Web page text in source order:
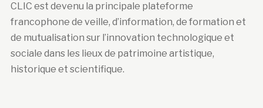
CLIC est devenu la principale plateforme
francophone de veille, d’information, de formation et
de mutualisation sur l’innovation technologique et
sociale dans les lieux de patrimoine artistique,
historique et scientifique.